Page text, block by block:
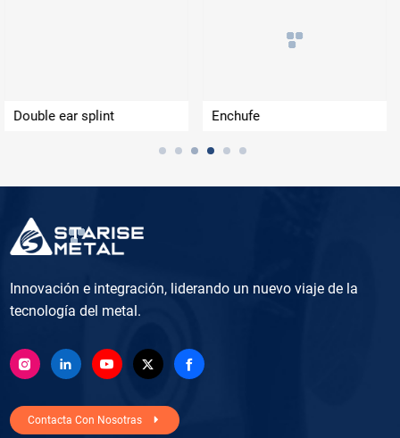
Enchufe Shell
Innovación e integración, liderando un nuevo viaje de la
tecnología del metal.
Contacta Con Nosotras